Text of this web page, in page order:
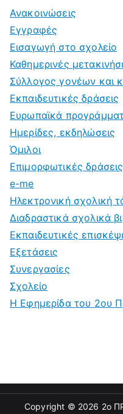
Ανακοινώσεις
Εγγραφές
Εισαγωγή στο σχολείο
Καθημερινές
Σύλλογος γονέων και
Εκπαιδευτικές δράσεις
Ευρωπαϊκά
Ημερίδες, εκδηλώσεις
Όμιλοι
Επιμορφωτικές δράσεις
e-me
Ηλεκτρονική σχολική
Διαδραστικά σχολικά
Εκπαιδευτικές
Εξετάσεις
Συνεργασίες
Σχολείο
Η Εφημερίδα του 2ου
Copyright © 2026 2ο